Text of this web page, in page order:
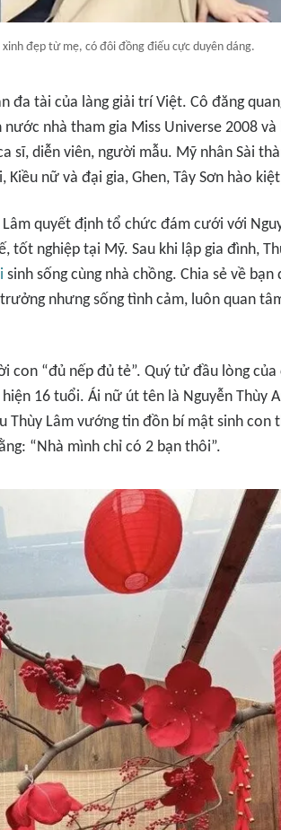
đẹp từ mẹ, có đôi đồng điếu cực duyên dáng.
đa tài của làng giải trí Việt. Cô đăng
nhà tham gia Miss Universe 2008
sĩ, diễn viên, người mẫu. Mỹ nhân Sài
nữ và đại gia, Ghen, Tây Sơn hào
quyết định tổ chức đám cưới với
tốt nghiệp tại Mỹ. Sau khi lập gia đình,
sinh sống cùng nhà chồng. Chia sẻ về bạn
nhưng sống tình cảm, luôn quan
con “đủ nếp đủ tẻ”. Quý tử đầu lòng của
16 tuổi. Ái nữ út tên là Nguyễn Thùy
Thùy Lâm vướng tin đồn bí mật sinh con
“Nhà mình chỉ có 2 bạn thôi”.